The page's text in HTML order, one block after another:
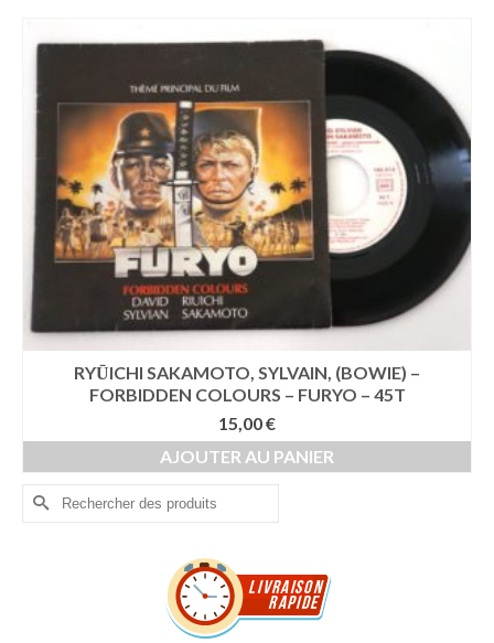
RYŪICHI SAKAMOTO, SYLVAIN, (BOWIE) –
FORBIDDEN COLOURS – FURYO – 45T
15,00€
AJOUTER AU PANIER
Rechercher :